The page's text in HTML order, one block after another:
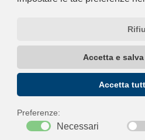
Ravagnan (Limena e
l'industria
I materiali di costruzione tipici
Acciai Austenitici, Basso
Placcati, MONEL®, Leghe di
825, HASTELLOY®, Titanio, ecc.